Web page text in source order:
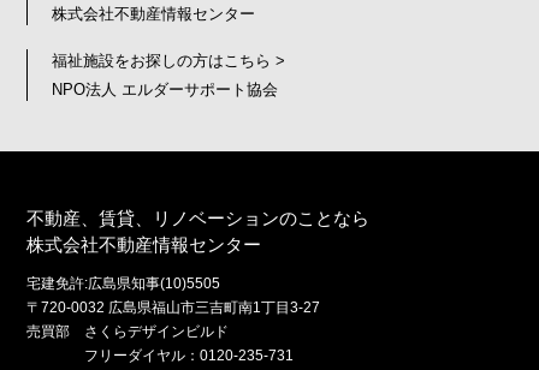
株式会社不動産情報センター
福祉施設をお探しの方はこちら >
NPO法人 エルダーサポート協会
不動産、賃貸、リノベーションのことなら
株式会社不動産情報センター
宅建免許:広島県知事(10)5505
〒720-0032 広島県福山市三吉町南1丁目3-27
売買部 さくらデザインビルド
フリーダイヤル：0120-235-731